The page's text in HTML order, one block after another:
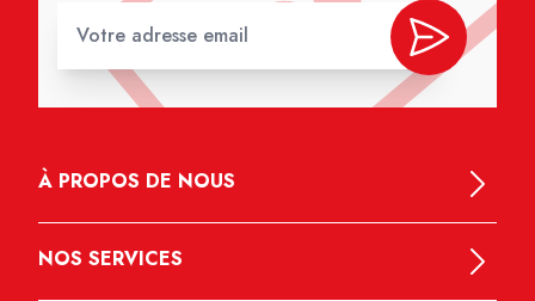
À PROPOS DE NOUS
NOS SERVICES